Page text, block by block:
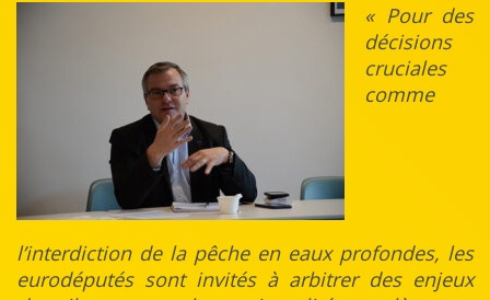
« Pour des
décisions
cruciales
comme
l’interdiction de la pêche en eaux profondes, les
eurodéputés sont invités à arbitrer des enjeux